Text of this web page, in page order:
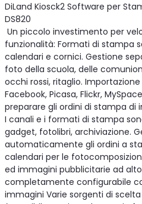
DiLand Kiosck2 Software per
DS820
Un piccolo investimento per
funzionalità: Formati di stampa
calendari e cornici. Gestione
foto della scuola, delle
occhi rossi, ritaglio.
Facebook, Picasa, Flickr,
preparare gli ordini di stampa di
I canali e i formati di stampa
gadget, fotolibri, archiviazione.
automaticamente gli ordini a
calendari per le
ed immagini pubblicitarie ad
completamente configurabile
immagini Varie sorgenti di